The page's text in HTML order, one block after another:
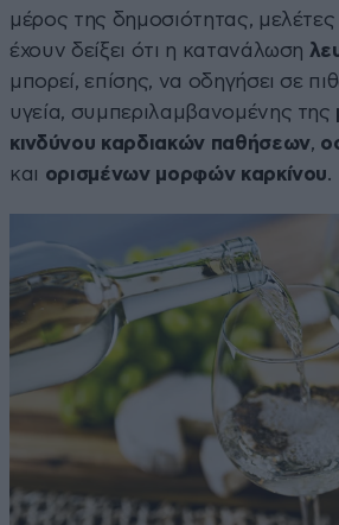
μέρος της δημοσιότητας,
έχουν δείξει ότι η κατανάλωση
μπορεί, επίσης, να οδηγήσει σε
υγεία, συμπεριλαμβανομένης της
κινδύνου καρδιακών παθήσεων,
και ορισμένων μορφών καρκίνου.